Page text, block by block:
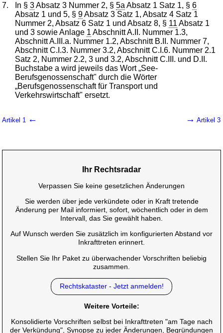
7. In §3Absatz 3 Nummer 2, §5a Absatz 1 Satz 1, §6
Absatz 1 und 5, §9Absatz 3 Satz 1, Absatz 4 Satz 1
Nummer 2, Absatz 6 Satz 1 und Absatz 8, § 11 Absatz 1
und 3 sowie Anlage 1 Abschnitt A.II. Nummer 1.3,
Abschnitt A.III.a. Nummer 1.2, Abschnitt B.II. Nummer 7,
Abschnitt C.I.3. Nummer 3.2, Abschnitt C.I.6. Nummer 2.1
Satz 2, Nummer 2.2, 3 und 3.2, Abschnitt C.III. und D.II.
Buchstabe a wird jeweils das Wort „See-
Berufsgenossenschaft" durch die Wörter
„Berufsgenossenschaft für Transport und
Verkehrswirtschaft" ersetzt.
Artikel 1 ← → Artikel 3
Ihr Rechtsradar
Verpassen Sie keine gesetzlichen Änderungen
Sie werden über jede verkündete oder in Kraft tretende
Änderung per Mail informiert, sofort, wöchentlich oder in dem
Intervall, das Sie gewählt haben.
Auf Wunsch werden Sie zusätzlich im konfigurierten Abstand vor
Inkrafttreten erinnert.
Stellen Sie Ihr Paket zu überwachender Vorschriften beliebig
zusammen.
Rechtskataster - Jetzt anmelden!
Weitere Vorteile:
Konsolidierte Vorschriften selbst bei Inkrafttreten "am Tage nach
der Verkündung", Synopse zu jeder Änderungen, Begründungen